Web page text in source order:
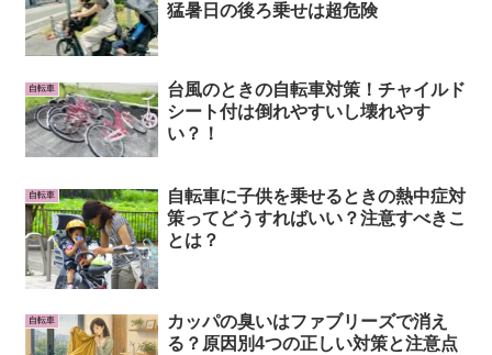
猛暑日の後ろ乗せは超危険
自転車
台風のときの自転車対策！チャイルド
シート付は倒れやすいし壊れやす
い？！
自転車
自転車に子供を乗せるときの熱中症対
策ってどうすればいい？注意すべきこ
とは？
自転車
カッパの臭いはファブリーズで消え
る？原因別4つの正しい対策と注意点